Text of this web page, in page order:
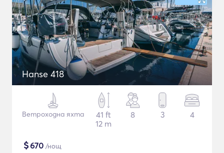
Hanse 418
Ветроходна яхта
41 ft
12 m
8 3 4
$670 /нощ